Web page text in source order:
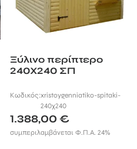
Ξύλινο περίπτερο
240Χ240 ΣΠ
Κωδικός:xristoygenniatiko-spitaki-
240χ240
1.388,00€
συμπεριλαμβάνεται Φ.Π.Α. 24%